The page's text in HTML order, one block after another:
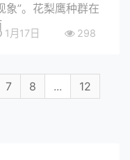
象”。花梨鹰种群在
1月17日 298
7 8 ...
12